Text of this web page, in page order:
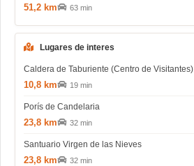
51,2 km 63 min
Lugares de interes
Caldera de Taburiente (Centro de Visitantes)
10,8 km 19 min
Porís de Candelaria
23,8 km 32 min
Santuario Virgen de las Nieves
23,8 km 32 min